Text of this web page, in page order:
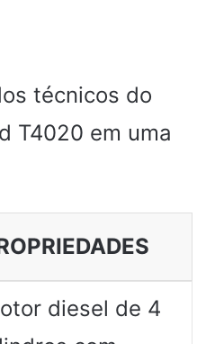
técnicos do
T4020 em uma
diesel de 4